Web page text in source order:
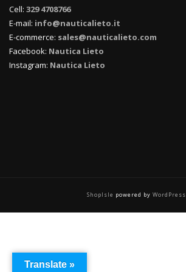
Cell: 329 4708766
E-mail: info@nauticalieto.it
E-commerce: sales@nauticalieto.com
Facebook: Nautica Lieto
Instagram: Nautica Lieto
ShopIsle powered by WordPress
Translate »